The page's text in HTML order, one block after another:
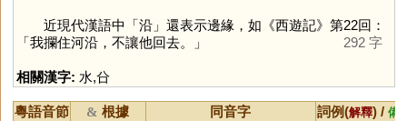
近現代漢語中「沿」還表示邊緣，如《西遊記》第22回：
「我攔住河沿，不讓他回去。」
292 字
相關漢字: 水,㕣
粵語音節 & 根據 同音字 詞例(解釋) / 備